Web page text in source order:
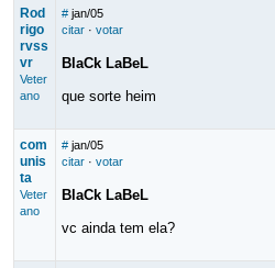
Rod
rigo
rvss
vr
Veter
ano
# jan/05
citar· votar
BlaCk LaBeL
que sorte heim
com
unis
ta
Veter
ano
# jan/05
citar· votar
BlaCk LaBeL
vc ainda tem ela?